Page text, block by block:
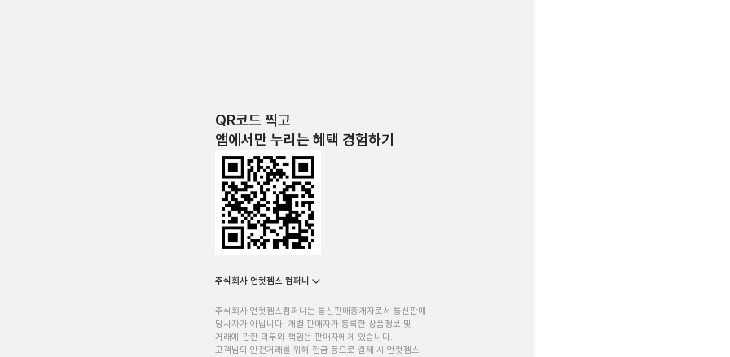
QR코드 찍고
앱에서만 누리는 혜택 경험하기
주식회사 언컷젬스 컴퍼니
주식회사 언컷젬스컴퍼니는 통신판매중개자로서 통신판매
당사자가 아닙니다. 개별 판매자가 등록한 상품정보 및
거래에 관한 의무와 책임은 판매자에게 있습니다.
고객님의 안전거래를 위해 현금 등으로 결제 시 언컷젬스